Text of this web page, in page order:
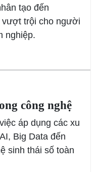
tạo đến
vượt trội cho người
nghiệp.
công nghệ
áp dụng các xu
Big Data đến
sinh thái số toàn